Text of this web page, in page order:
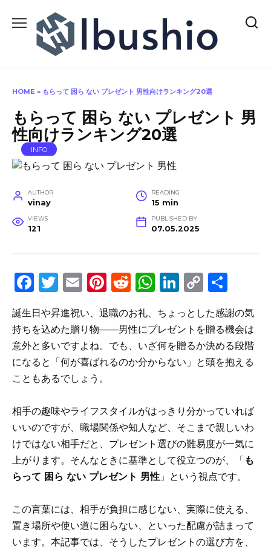
content
HOME » もらって 困ら ない プレゼント 男性向けランキング20選
もらって 困ら ない プレゼント 男
性向けランキング20選
INFO
AUTHOR
vinay
READING
15 min
VIEWS
121
PUBLISHED BY
07.05.2025
F
c
e
b
o
k
T
it
te
r
E
ai
l
Pi
te
re
st
R
d
di
t
W
a
ts
A
Li
k
e
dI
C
p
y
Li
ar
e
誕生日や昇進祝い、退職のお礼、ちょっとした感謝の気
持ちを込めた贈り物——男性にプレゼントを贈る機会は
意外と多いですよね。でも、いざ何を贈るか決める段階
になると「何が喜ばれるのか分からない」と頭を抱える
こともあるでしょう。
相手の趣味やライフスタイルがはっきり分かっていれば
いいのですが、職場関係や知人など、そこまで親しいわ
けではない相手だと、プレゼント選びの難易度が一気に
上がります。そんなときに基準として役立つのが、「 も
らって 困ら ない プレゼント 男性 」という視点です。
この言葉には、相手が負担に感じない、実際に使える、
置き場所や使い道に困らない、といった配慮が詰まって
います。本記事では、そうしたプレゼントの選び方を、